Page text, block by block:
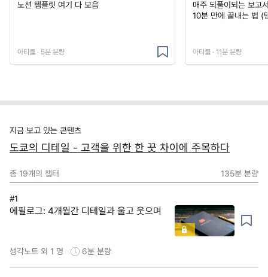
노션 템플릿 여기 다 모음
아티클 · 5분 분량
매주 되풀이되는 보고
10분 만에 끝내는 법 (
아티클 · 11분 분량
지금 보고 있는 콘텐츠
도쿄의 디테일 - 고객을 위한 한 끗 차이에 주목하다
총 19개의 챕터 135분 분량
#1
에필로그: 4개월간 디테일과 울고 웃으며
생각노트 외 1 명 6분 분량